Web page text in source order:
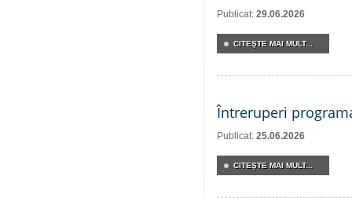
Publicat: 29.06.2026
CITEŞTE MAI MULT...
Întreruperi
Publicat: 25.06.2026
CITEŞTE MAI MULT...